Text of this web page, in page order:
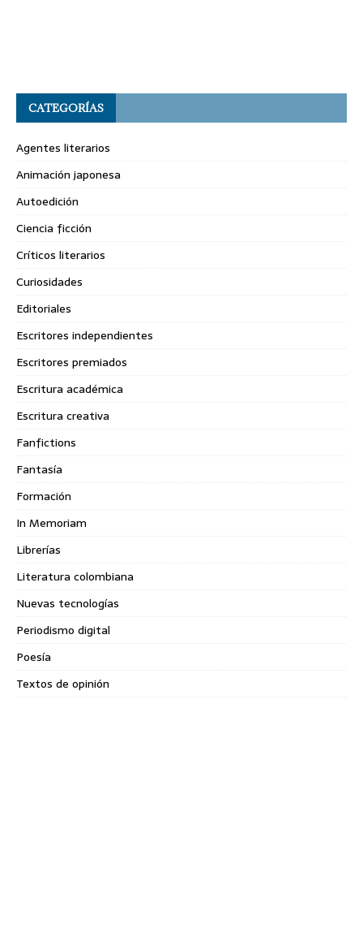
CATEGORÍAS
Agentes literarios
Animación japonesa
Autoedición
Ciencia ficción
Críticos literarios
Curiosidades
Editoriales
Escritores independientes
Escritores premiados
Escritura académica
Escritura creativa
Fanfictions
Fantasía
Formación
In Memoriam
Librerías
Literatura colombiana
Nuevas tecnologías
Periodismo digital
Poesía
Textos de opinión